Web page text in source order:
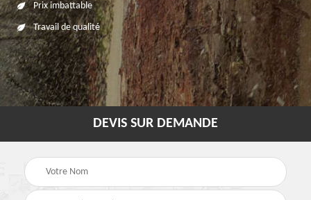
Prix imbattable
Travail de qualité
DEVIS SUR DEMANDE